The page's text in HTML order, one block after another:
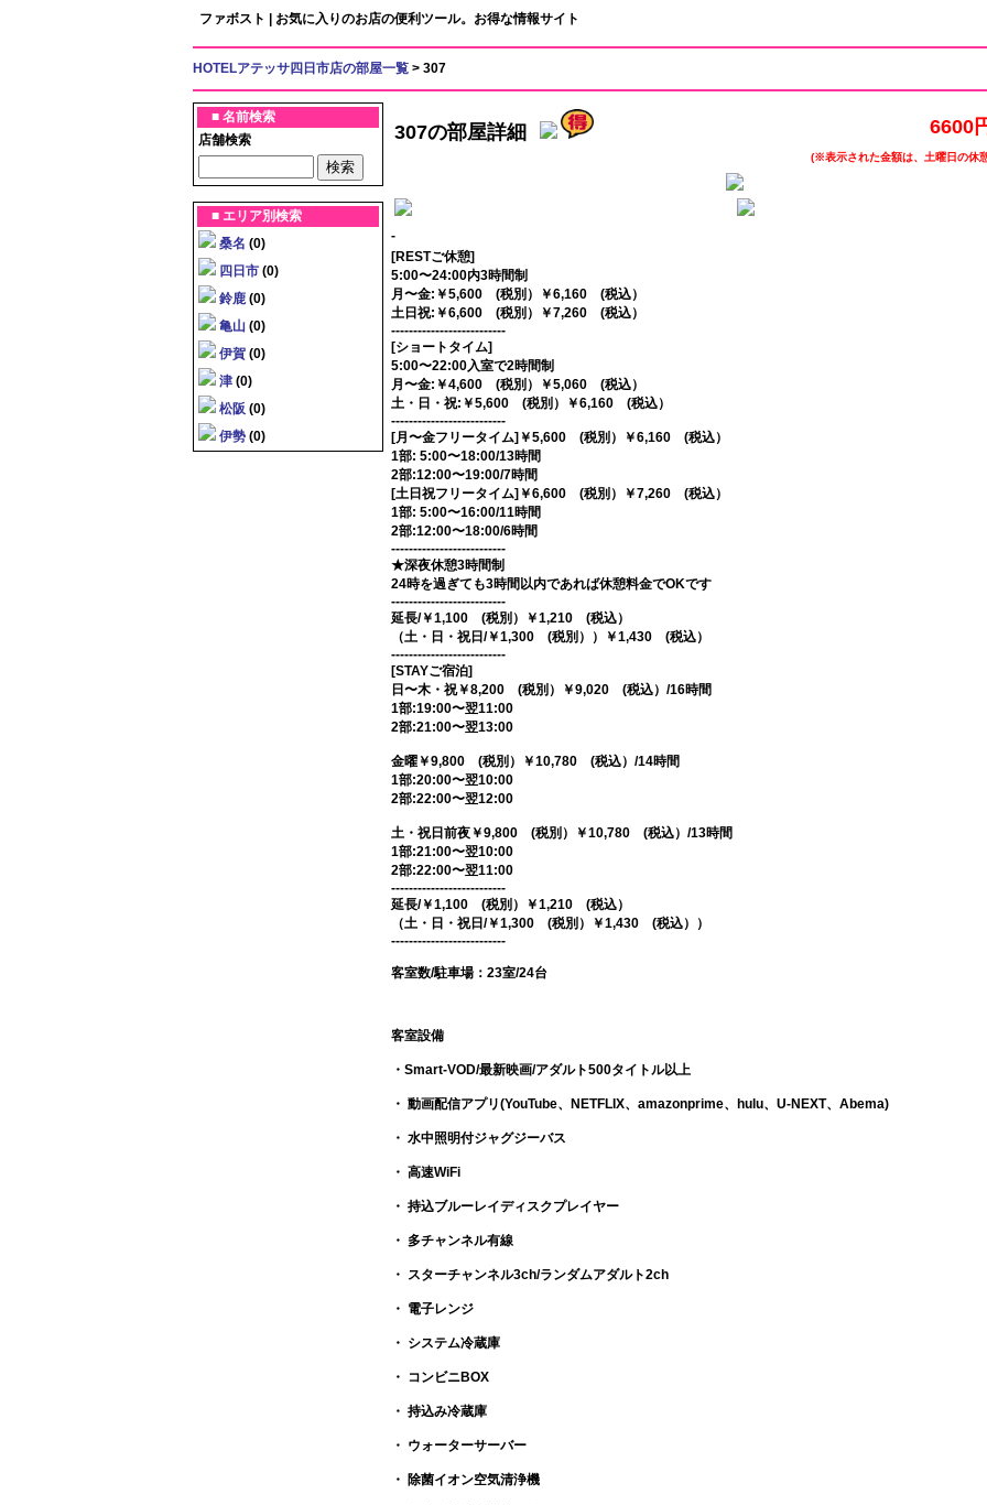
ファボスト | お気に入りのお店の便利ツール。お得な情報サイト
HOTELアテッサ四日市店の部屋一覧 > 307
■ 名前検索
店舗検索
■ エリア別検索
桑名 (0)
四日市 (0)
鈴鹿 (0)
亀山 (0)
伊賀 (0)
津 (0)
松阪 (0)
伊勢 (0)
307の部屋詳細 6600
(※表示された金額は、土曜日の休
-
[RESTご休憩]
5:00〜24:00内3時間制
月〜金:￥5,600 (税別）￥6,160 (税込）
土日祝:￥6,600 (税別）￥7,260 (税込）
--------------------------
[ショートタイム]
5:00〜22:00入室で2時間制
月〜金:￥4,600 (税別）￥5,060 (税込）
土・日・祝:￥5,600 (税別）￥6,160 (税込）
--------------------------
[月〜金フリータイム]￥5,600 (税別）￥6,160 (税込）
1部: 5:00〜18:00/13時間
2部:12:00〜19:00/7時間
[土日祝フリータイム]￥6,600 (税別）￥7,260 (税込）
1部: 5:00〜16:00/11時間
2部:12:00〜18:00/6時間
--------------------------
★深夜休憩3時間制
24時を過ぎても3時間以内であれば休憩料金でOKです
--------------------------
延長/￥1,100 (税別）￥1,210 (税込）
（土・日・祝日/￥1,300 (税別））￥1,430 (税込）
--------------------------
[STAYご宿泊]
日〜木・祝￥8,200 (税別）￥9,020 (税込）/16時間
1部:19:00〜翌11:00
2部:21:00〜翌13:00
金曜￥9,800 (税別）￥10,780 (税込）/14時間
1部:20:00〜翌10:00
2部:22:00〜翌12:00
土・祝日前夜￥9,800 (税別）￥10,780 (税込）/13時間
1部:21:00〜翌10:00
2部:22:00〜翌11:00
--------------------------
延長/￥1,100 (税別）￥1,210 (税込）
（土・日・祝日/￥1,300 (税別）￥1,430 (税込））
--------------------------
客室数/駐車場：23室/24台
客室設備
・Smart-VOD/最新映画/アダルト500タイトル以上
・ 動画配信アプリ(YouTube、NETFLIX、amazonprime、hulu、U-NEXT、Abema)
・ 水中照明付ジャグジーバス
・ 高速WiFi
・ 持込ブルーレイディスクプレイヤー
・ 多チャンネル有線
・ スターチャンネル3ch/ランダムアダルト2ch
・ 電子レンジ
・ システム冷蔵庫
・ コンビニBOX
・ 持込み冷蔵庫
・ ウォーターサーバー
・ 除菌イオン空気清浄機